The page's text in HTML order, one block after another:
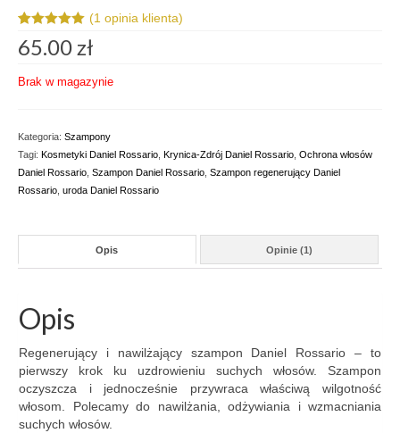
5.00na 5 na
oceny klienta
(1 opinia klienta)
65.00zł
Brak w magazynie
Kategoria: Szampony
Tagi: Kosmetyki Daniel Rossario Krynica-Zdrój Daniel Rossario Ochrona włosów
Daniel Rossario Szampon Daniel Rossario Szampon regenerujący Daniel
Rossario uroda Daniel Rossario
Opis Opinie (1)
Opis
Regenerujący i nawilżający szampon Daniel Rossario – to
pierwszy krok ku uzdrowieniu suchych włosów. Szampon
oczyszcza i jednocześnie przywraca właściwą wilgotność
włosom. Polecamy do nawilżania, odżywiania i wzmacniania
suchych włosów.